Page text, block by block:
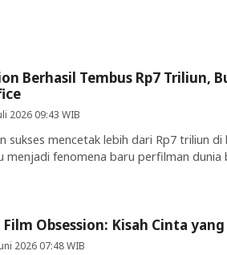
Berhasil Tembus Rp7 Triliun,
2026 09:43 WIB
sukses mencetak lebih dari Rp7 triliun
menjadi fenomena baru perfilman dunia
Film Obsession: Kisah Cinta
2026 07:48 WIB